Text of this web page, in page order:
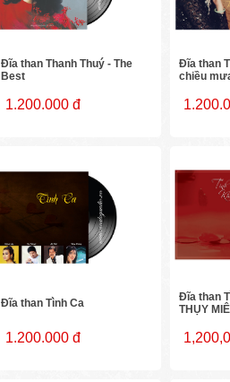
Đĩa than Thanh Thuý - The
Best
1.200.000 đ
Đĩa than
chiều
Đĩa than Tình Ca
1.200.000 đ
Đĩa than
THỤY